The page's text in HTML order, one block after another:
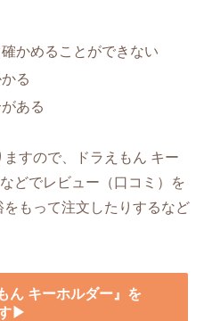
かめることができない
る
ある
すので、ドラえもん キー
どでレビュー（口コミ）を
もって注文したりするなど
ん キーホルダー』を
▶